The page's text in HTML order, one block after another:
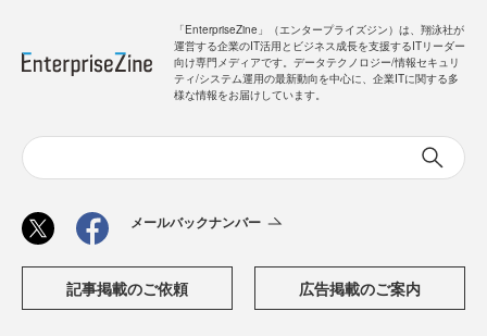
「EnterpriseZine」（エンタープライズジン）は、翔泳社が
運営する企業のIT活用とビジネス成長を支援するITリーダー
向け専門メディアです。データテクノロジー/情報セキュリ
ティ/システム運用の最新動向を中心に、企業ITに関する多
様な情報をお届けしています。
メールバックナンバー
記事掲載のご依頼 広告掲載のご案内